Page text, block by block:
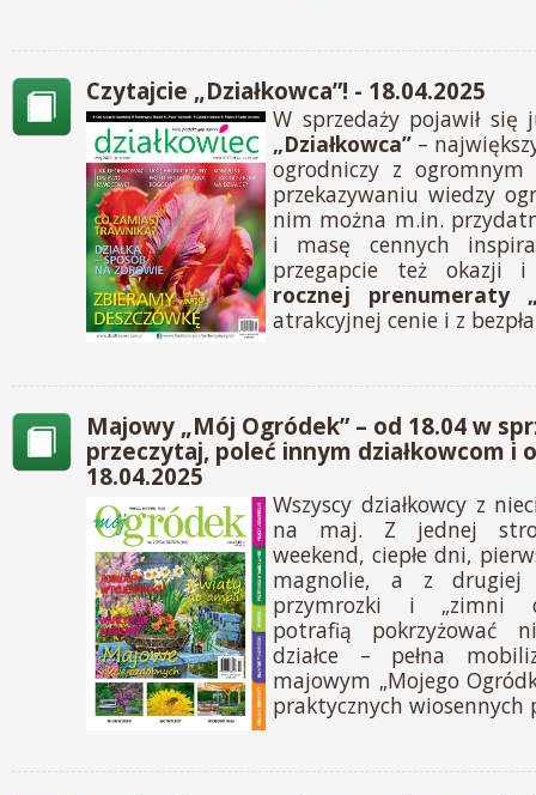
Czytajcie „Działkowca”! - 18.04.2025
W sprzedaży pojawił się
„Działkowca” –
ogrodniczy z ogromnym
przekazywaniu wiedzy
nim można m.in.
i masę cennych
przegapcie też okazji
rocznej prenumeraty
atrakcyjnej cenie i z
Majowy „Mój Ogródek” – od 18.04 w
przeczytaj, poleć innym działkowcom i
18.04.2025
Wszyscy działkowcy z
na maj. Z jednej
weekend, ciepłe dni,
magnolie, a z drugiej
przymrozki i „zimni
potrafią pokrzyżować
działce – pełna
majowym „Mojego
praktycznych wiosennych